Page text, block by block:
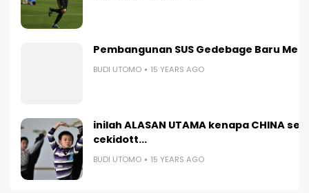
Pembangunan SUS Gedebage Baru
BUDI UTOMO 15 YEARS AGO
inilah ALASAN UTAMA kenapa CHINA
cekidott...
BUDI UTOMO 15 YEARS AGO